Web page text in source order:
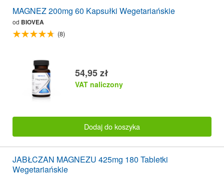
MAGNEZ 200mg 60 Kapsułki Wegetariańskie
od BIOVEA
(8)
54,95 zł
VAT naliczony
Dodaj do koszyka
JABŁCZAN MAGNEZU 425mg 180 Tabletki
Wegetariańskie